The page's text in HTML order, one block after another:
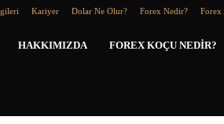
Kariyer Dolar Ne Olur? Forex Nedir? Forex
HAKKIMIZDA FOREX KOÇU NEDIR?